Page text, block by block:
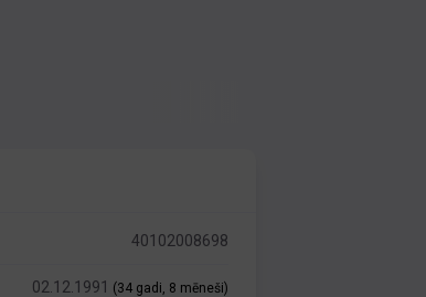
40102008698
02.12.1991 (34 gadi, 8 mēneši)